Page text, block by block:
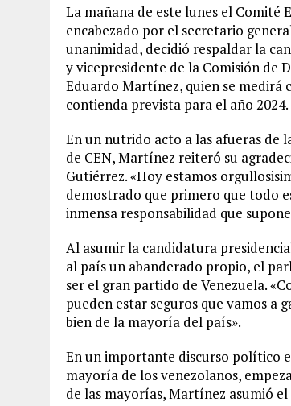
La mañana de este lunes el Comité
encabezado por el secretario
unanimidad, decidió respaldar la
y vicepresidente de la Comisión de
Eduardo Martínez, quien se
contienda prevista para el año 2024.
En un nutrido acto a las afueras de
de CEN, Martínez reiteró su
Gutiérrez. «Hoy estamos
demostrado que primero que todo
inmensa responsabilidad que
Al asumir la candidatura
al país un abanderado propio, el
ser el gran partido de Venezuela.
pueden estar seguros que vamos a
bien de la mayoría del país».
En un importante discurso político
mayoría de los venezolanos,
de las mayorías, Martínez asumió